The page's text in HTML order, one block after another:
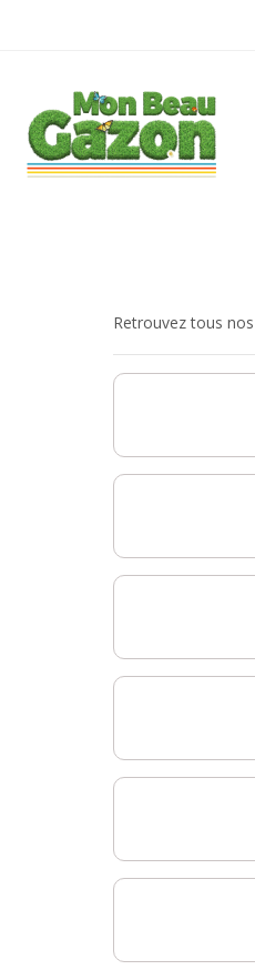
Retrouvez tous nos